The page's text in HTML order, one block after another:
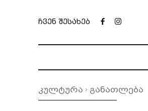
ჩვენ შესახებ
კულტურა განათლება